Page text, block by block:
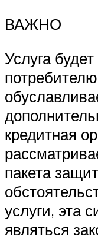
ВАЖНО
Услуга
кредитная
пакета
услуги, эта
являться